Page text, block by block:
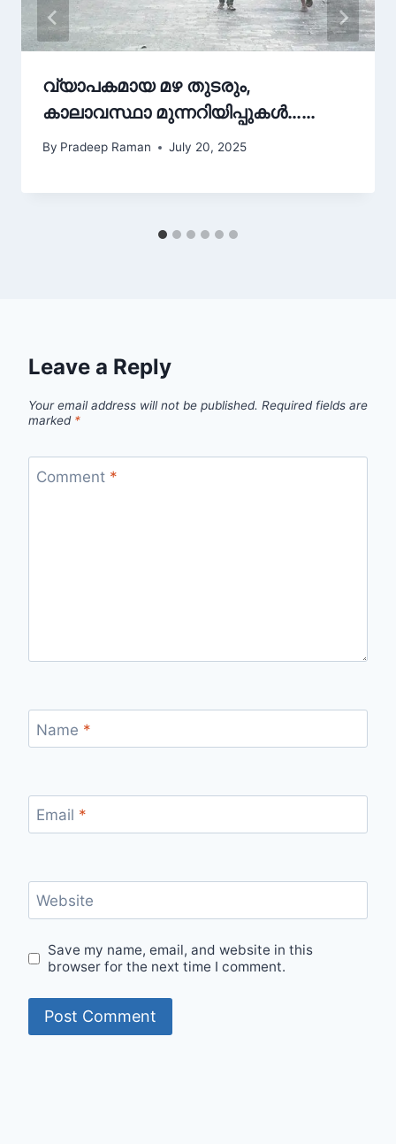
വ്യാപകമായ മഴ തുടരും,
കാലാവസ്ഥാ മുന്നറിയിപ്പുകൾ……
By Pradeep Raman July 20, 2025
Leave a Reply
Your email address will not be published. Required fields are
marked *
Comment *
Name *
Email *
Website
Save my name, email, and website in this
browser for the next time I comment.